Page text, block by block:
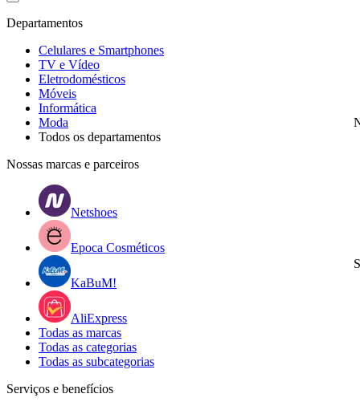
Departamentos
Celulares e Smartphones
TV e Vídeo
Eletrodomésticos
Móveis
Informática
Moda
Todos os departamentos
Nossas marcas e parceiros
Netshoes
Epoca Cosméticos
KaBuM!
AliExpress
Todas as marcas
Todas as categorias
Todas as subcategorias
Serviços e benefícios